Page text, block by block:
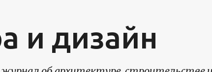
и дизайн